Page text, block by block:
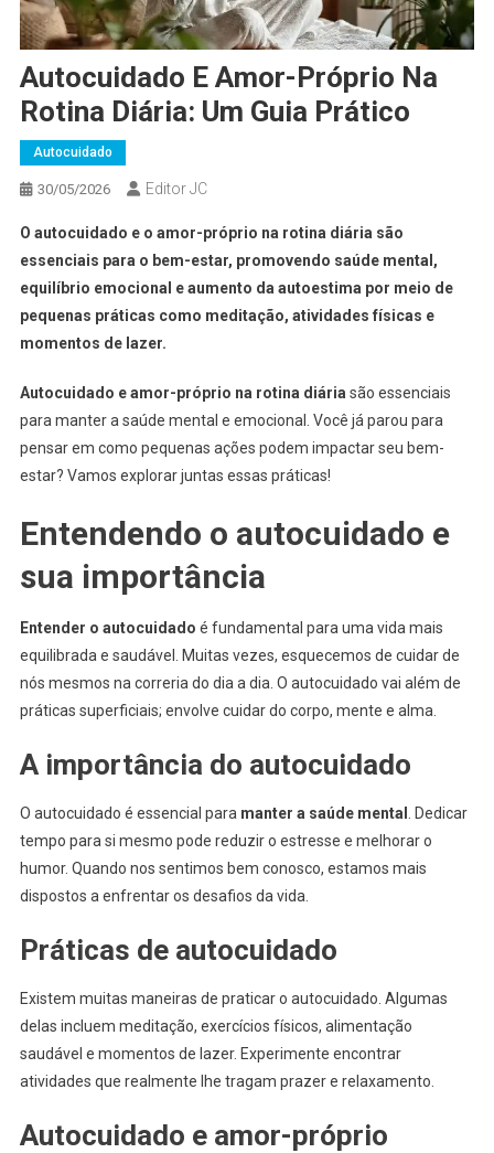
Autocuidado E Amor-Próprio Na
Rotina Diária: Um Guia Prático
Autocuidado
30/05/2026 Editor JC
O autocuidado e o amor-próprio na rotina diária são
essenciais para o bem-estar, promovendo saúde mental,
equilíbrio emocional e aumento da autoestima por meio de
pequenas práticas como meditação, atividades físicas e
momentos de lazer.
Autocuidado e amor-próprio na rotina diária são essenciais
para manter a saúde mental e emocional. Você já parou para
pensar em como pequenas ações podem impactar seu bem-
estar? Vamos explorar juntas essas práticas!
Entendendo o autocuidado e
sua importância
Entender o autocuidado é fundamental para uma vida mais
equilibrada e saudável. Muitas vezes, esquecemos de cuidar de
nós mesmos na correria do dia a dia. O autocuidado vai além de
práticas superficiais; envolve cuidar do corpo, mente e alma.
A importância do autocuidado
O autocuidado é essencial para manter a saúde mental
. Dedicar
tempo para si mesmo pode reduzir o estresse e melhorar o
humor. Quando nos sentimos bem conosco, estamos mais
dispostos a enfrentar os desafios da vida.
Práticas de autocuidado
Existem muitas maneiras de praticar o autocuidado. Algumas
delas incluem meditação, exercícios físicos, alimentação
saudável e momentos de lazer. Experimente encontrar
atividades que realmente lhe tragam prazer e relaxamento.
Autocuidado e amor-próprio